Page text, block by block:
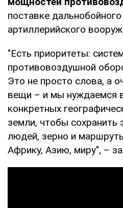
поставке
артиллерийского
"Есть приоритеты:
противовоздушной
Это не просто слова, а
вещи – и мы нуждаемся
конкретных
земли, чтобы сохранить
людей, зерно и
Африку, Азию, миру", –